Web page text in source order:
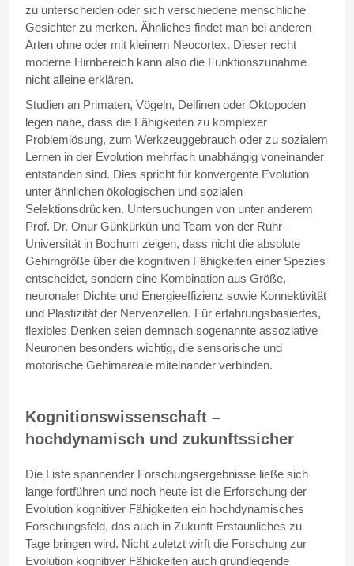
zu unterscheiden oder sich verschiedene menschliche
Gesichter zu merken. Ähnliches findet man bei anderen
Arten ohne oder mit kleinem Neocortex. Dieser recht
moderne Hirnbereich kann also die Funktionszunahme
nicht alleine erklären.
Studien an Primaten, Vögeln, Delfinen oder Oktopoden
legen nahe, dass die Fähigkeiten zu komplexer
Problemlösung, zum Werkzeuggebrauch oder zu sozialem
Lernen in der Evolution mehrfach unabhängig voneinander
entstanden sind. Dies spricht für konvergente Evolution
unter ähnlichen ökologischen und sozialen
Selektionsdrücken. Untersuchungen von unter anderem
Prof. Dr. Onur Günkürkün und Team von der Ruhr-
Universität in Bochum zeigen, dass nicht die absolute
Gehirngröße über die kognitiven Fähigkeiten einer Spezies
entscheidet, sondern eine Kombination aus Größe,
neuronaler Dichte und Energieeffizienz sowie Konnektivität
und Plastizität der Nervenzellen. Für erfahrungsbasiertes,
flexibles Denken seien demnach sogenannte assoziative
Neuronen besonders wichtig, die sensorische und
motorische Gehirnareale miteinander verbinden.
Kognitionswissenschaft –
hochdynamisch und zukunftssicher
Die Liste spannender Forschungsergebnisse ließe sich
lange fortführen und noch heute ist die Erforschung der
Evolution kognitiver Fähigkeiten ein hochdynamisches
Forschungsfeld, das auch in Zukunft Erstaunliches zu
Tage bringen wird. Nicht zuletzt wirft die Forschung zur
Evolution kognitiver Fähigkeiten auch grundlegende